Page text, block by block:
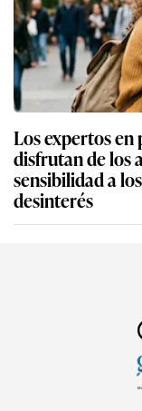
Los expertos en
disfrutan de los
sensibilidad a
desinterés